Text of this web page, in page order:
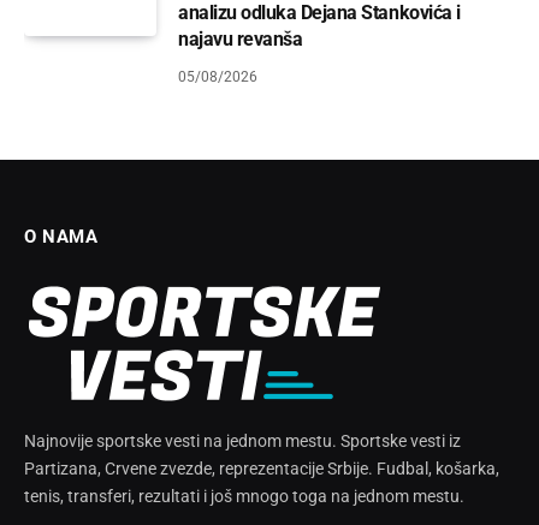
analizu odluka Dejana Stankovića i
najavu revanša
05/08/2026
O NAMA
Najnovije sportske vesti na jednom mestu. Sportske vesti iz
Partizana, Crvene zvezde, reprezentacije Srbije. Fudbal, košarka,
tenis, transferi, rezultati i još mnogo toga na jednom mestu.